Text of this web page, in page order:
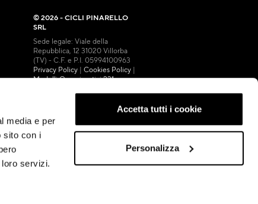
media e per
sito con i
servizi.
Accetta tutti i cookie
Personalizza
© 2026 - CICLI PINARELLO
SRL
Sede legale: Viale della
Repubblica, 12 31020 Villorba
(TV) - C.F. e P.I. 05994100963
Privacy Policy | Cookies Policy |
Modelli Organizzativi 231